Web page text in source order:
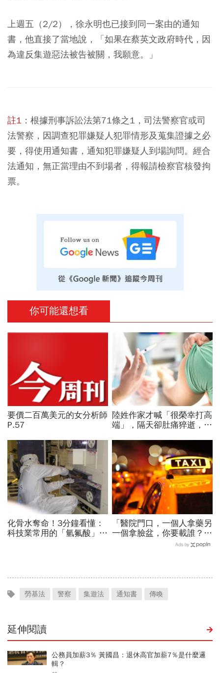
上週五（2/2），徐永明也已接到同一案由的通知
書，他直接了當地說，「如果在蔡英文政府時代，因
為違反集遊惡法被告被關，我願意。」
註1 ：根據刑事訴訟法第71條之1，司法警察官或司
法警察，因調查犯罪嫌疑人犯罪情形及蒐集證據之必
要，得使用通知書，通知犯罪嫌疑人到場詢問。經合
法通知，無正當理由不到場者，得報請檢察官核發拘
票。
你可能還想看
要價二百萬美元的女分析師
P.57
陸姓作家才喊「很榮幸打高
端」，隔天卻肚痛猝逝，來
會運動
化骨水奪命！3分鐘看懂：
科技業常用的「氫氟酸」，
「醫院門口，一個人拿藥另
一個拿臉盆，你要載誰？」
一個計程車司機給我們上了
Ads by
勞基法 警察 集遊法 通知書 傳喚
延伸閱讀
公務員加薪3％ 黃國昌：退休高官加薪7％是什麼邏
輯？